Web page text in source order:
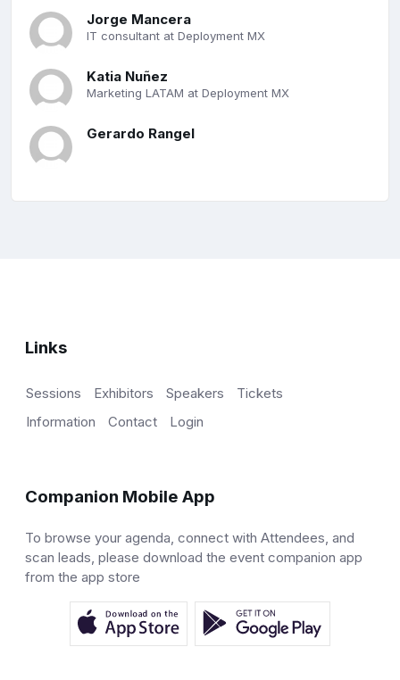
Jorge Mancera
IT consultant at Deployment MX
Katia Nuñez
Marketing LATAM at Deployment MX
Gerardo Rangel
Links
Sessions Exhibitors Speakers
Tickets
Information
Contact Login
Companion Mobile App
To browse your agenda, connect with Attendees, and
scan leads, please download the event companion app
from the app store